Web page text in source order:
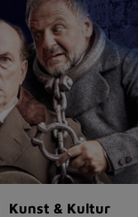
Kunst & Kultur